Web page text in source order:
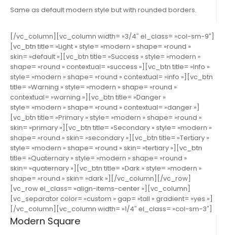
Same as default modern style but with rounded borders.
[/vc_column][vc_column width= »3/4″ el_class= »col-sm-9″]
[vc_btn title= »Light » style= »modern » shape= »round »
skin= »default »][vc_btn title= »Success » style= »modern »
shape= »round » contextual= »success »][vc_btn title= »Info »
style= »modern » shape= »round » contextual= »info »][vc_btn
title= »Warning » style= »modern » shape= »round »
contextual= »warning »][vc_btn title= »Danger »
style= »modern » shape= »round » contextual= »danger »]
[vc_btn title= »Primary » style= »modern » shape= »round »
skin= »primary »][vc_btn title= »Secondary » style= »modern »
shape= »round » skin= »secondary »][vc_btn title= »Tertiary »
style= »modern » shape= »round » skin= »tertiary »][vc_btn
title= »Quaternary » style= »modern » shape= »round »
skin= »quaternary »][vc_btn title= »Dark » style= »modern »
shape= »round » skin= »dark »][/vc_column][/vc_row]
[vc_row el_class= »align-items-center »][vc_column]
[vc_separator color= »custom » gap= »tall » gradient= »yes »]
[/vc_column][vc_column width= »1/4″ el_class= »col-sm-3″]
Modern Square